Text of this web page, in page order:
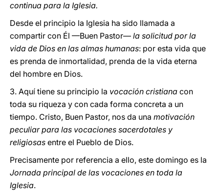
continua para la Iglesia.
Desde el principio la Iglesia ha sido llamada a
compartir con Él —Buen Pastor— la solicitud por la
vida de Dios en las almas humanas: por esta vida que
es prenda de inmortalidad, prenda de la vida eterna
del hombre en Dios.
3. Aquí tiene su principio la vocación cristiana con
toda su riqueza y con cada forma concreta a un
tiempo. Cristo, Buen Pastor, nos da una motivación
peculiar para las vocaciones sacerdotales y
religiosas entre el Pueblo de Dios.
Precisamente por referencia a ello, este domingo es la
Jornada principal de las vocaciones en toda la
Iglesia.